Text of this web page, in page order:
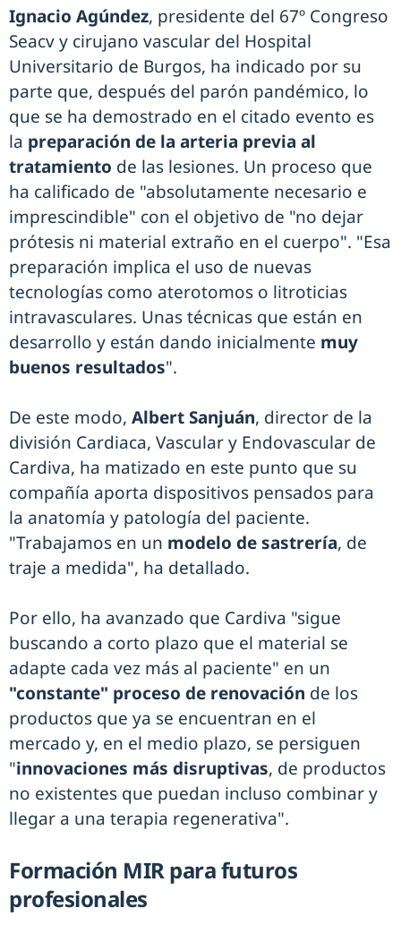
Ignacio Agúndez, presidente del 67º Congreso
Seacv y cirujano vascular del Hospital
Universitario de Burgos, ha indicado por su
parte que, después del parón pandémico, lo
que se ha demostrado en el citado evento es
la preparación de la arteria previa al
tratamiento de las lesiones. Un proceso que
ha calificado de "absolutamente necesario e
imprescindible" con el objetivo de "no dejar
prótesis ni material extraño en el cuerpo". "Esa
preparación implica el uso de nuevas
tecnologías como aterotomos o litroticias
intravasculares. Unas técnicas que están en
desarrollo y están dando inicialmente muy
buenos resultados".
De este modo, Albert Sanjuán, director de la
división Cardiaca, Vascular y Endovascular de
Cardiva, ha matizado en este punto que su
compañía aporta dispositivos pensados para
la anatomía y patología del paciente.
"Trabajamos en un modelo de sastrería, de
traje a medida", ha detallado.
Por ello, ha avanzado que Cardiva "sigue
buscando a corto plazo que el material se
adapte cada vez más al paciente" en un
"constante" proceso de renovación de los
productos que ya se encuentran en el
mercado y, en el medio plazo, se persiguen
"innovaciones más disruptivas, de productos
no existentes que puedan incluso combinar y
llegar a una terapia regenerativa".
Formación MIR para futuros
profesionales